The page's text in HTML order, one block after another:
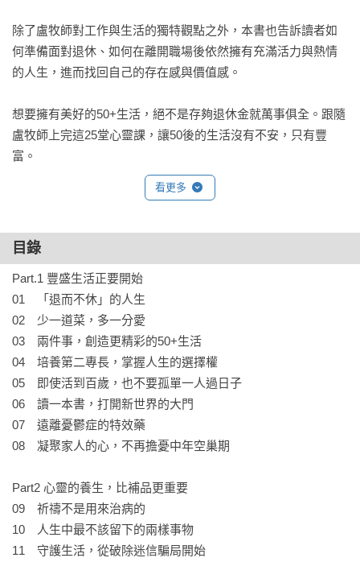
除了盧牧師對工作與生活的獨特觀點之外，本書也告訴讀者如
何準備面對退休、如何在離開職場後依然擁有充滿活力與熱情
的人生，進而找回自己的存在感與價值感。
想要擁有美好的50+生活，絕不是存夠退休金就萬事俱全。跟隨
盧牧師上完這25堂心靈課，讓50後的生活沒有不安，只有豐
富。
看更多
目錄
Part.1 豐盛生活正要開始
01　「退而不休」的人生
02　少一道菜，多一分愛
03　兩件事，創造更精彩的50+生活
04　培養第二專長，掌握人生的選擇權
05　即使活到百歲，也不要孤單一人過日子
06　讀一本書，打開新世界的大門
07　遠離憂鬱症的特效藥
08　凝聚家人的心，不再擔憂中年空巢期
Part2 心靈的養生，比補品更重要
09　祈禱不是用來治病的
10　人生中最不該留下的兩樣事物
11　守護生活，從破除迷信騙局開始